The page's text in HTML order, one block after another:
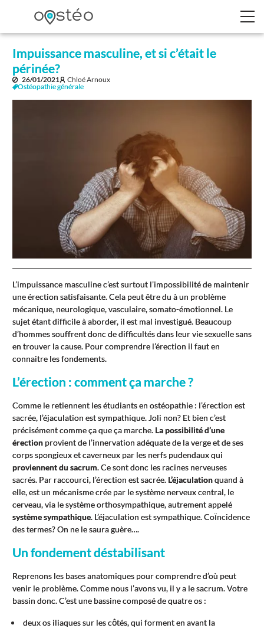
Impuissance masculine, et si c’était le
périnée?
26/01/2021
Chloé Arnoux
Ostéopathie générale
L’impuissance masculine c’est surtout l’impossibilité de maintenir
une érection satisfaisante. Cela peut être du à un problème
mécanique, neurologique, vasculaire, somato-émotionnel. Le
sujet étant difficile à aborder, il est mal investigué. Beaucoup
d’hommes souffrent donc de difficultés dans leur vie sexuelle sans
en trouver la cause. Pour comprendre l’érection il faut en
connaitre les fondements.
L’érection : comment ça marche ?
Comme le retiennent les étudiants en ostéopathie : l’érection est
sacrée, l’éjaculation est sympathique. Joli non? Et bien c’est
précisément comme ça que ça marche. La possibilité d’une
érection provient de l’innervation adéquate de la verge et de ses
corps spongieux et caverneux par les nerfs pudendaux qui
proviennent du sacrum. Ce sont donc les racines nerveuses
sacrés. Par raccourci, l’érection est sacrée. L’éjaculationquand à
elle, est un mécanisme crée par le système nerveux central, le
cerveau, via le système orthosympathique, autrement appelé
système sympathique. L’éjaculation est sympathique. Coïncidence
des termes? On ne le saura guère….
Un fondement déstabilisant
Reprenons les bases anatomiques pour comprendre d’où peut
venir le problème. Comme nous l’avons vu, il y a le sacrum. Votre
bassin donc. C’est une bassine composé de quatre os :
deux os iliaques sur les côtés, qui forment en avant la